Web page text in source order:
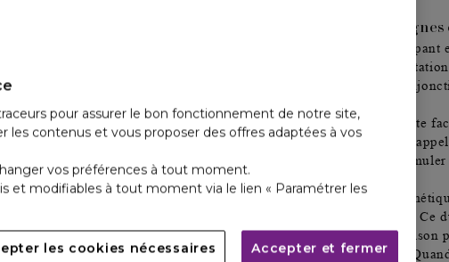
trop
il
Il permet
qui
pas
perd en
Il est excellent pour lutter contre les premiers signes
L’acide hyaluronique est reconnu pour son pouvoir repulpant
lutter contre les ridules de
comblant les espaces inter-cellulaires au sein du tissu
Il agit ainsi entre les fibres de collagène et d’élastine. Cette
important : lorsqu’il est de faible poids moléculaire (on
il pénètre plus facilement les couches de la peau pour
redonner souplesse, rebond et fermeté à l’épiderme.
On peut d’ailleurs facilement retrouver des formules
. Ce
complémentaire. C’est d’ailleurs une très bonne combinaison
fermeté de la peau et l’apparition de rides ou de ridules.
pour assurer le bon fonctionnement de notre site,
les contenus et vous proposer des offres adaptées à vos
vos préférences à tout moment.
et modifiables à tout moment via le lien « Paramétrer les
les cookies nécessaires Accepter et fermer